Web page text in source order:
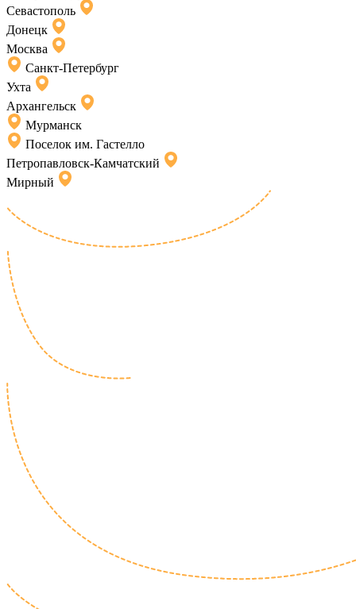
Севастополь
Донецк
Москва
Санкт-Петербург
Ухта
Архангельск
Мурманск
Поселок им. Гастелло
Петропавловск-Камчатский
Мирный